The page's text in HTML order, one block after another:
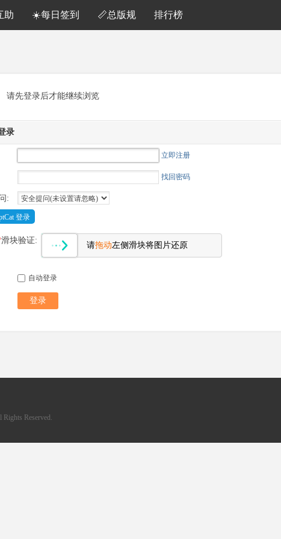
助 ☀️每日签到 📏总版规 排行榜
请先登录后才能继续浏览
录
立即注册
找回密码
:
登录
滑块验证:
请拖动左侧滑块将图片还原
自动登录
登录
Reserved.